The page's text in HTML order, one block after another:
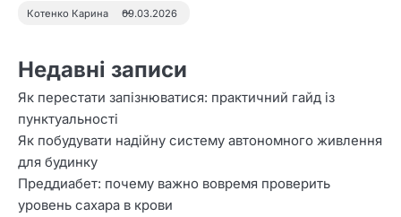
Котенко Карина 09.03.2026
Недавні записи
Як перестати запізнюватися: практичний гайд із
пунктуальності
Як побудувати надійну систему автономного живлення
для будинку
Преддиабет: почему важно вовремя проверить
уровень сахара в крови